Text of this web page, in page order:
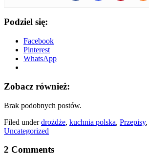
Podziel się:
Facebook
Pinterest
WhatsApp
Zobacz również:
Brak podobnych postów.
Filed underdrożdże, kuchnia polska, Przepisy,
Uncategorized
2 Comments